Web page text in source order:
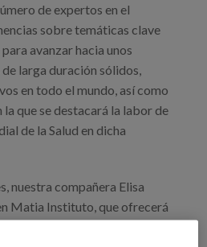
de expertos en el
sobre temáticas clave
avanzar hacia unos
larga duración sólidos,
en todo el mundo, así como
la que se destacará la labor de
de la Salud en dicha
nuestra compañera Elisa
Matia Instituto, que ofrecerá